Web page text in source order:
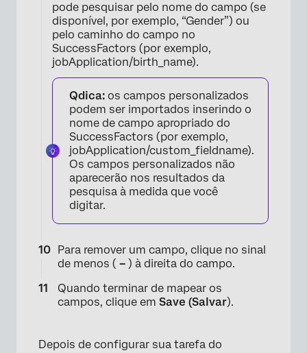
×
pode pesquisar pelo nome do campo (se
disponível, por exemplo, “Gender”) ou
pelo caminho do campo no
SuccessFactors (por exemplo,
jobApplication/birth_name).
Qdica: os campos personalizados
podem ser importados inserindo o
nome de campo apropriado do
SuccessFactors (por exemplo,
jobApplication/custom_fieldname).
Os campos personalizados não
aparecerão nos resultados da
pesquisa à medida que você
digitar.
Para remover um campo, clique no sinal
de menos ( – ) à direita do campo.
Quando terminar de mapear os
campos, clique em Save (Salvar).
Depois de configurar sua tarefa do